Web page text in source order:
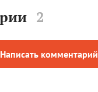
2
Написать комментарий